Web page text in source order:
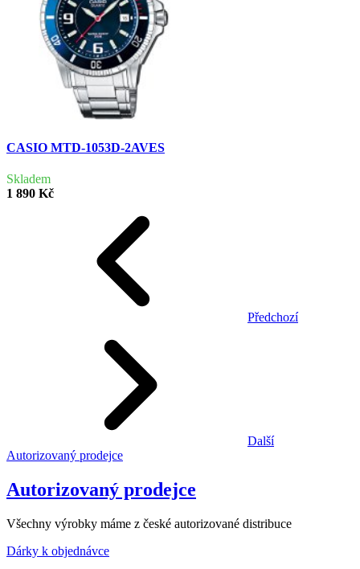
CASIO MTD-1053D-2AVES
Skladem
1 890 Kč
Předchozí
Další
Autorizovaný prodejce
Autorizovaný prodejce
Všechny výrobky máme z české autorizované distribuce
Dárky k objednávce